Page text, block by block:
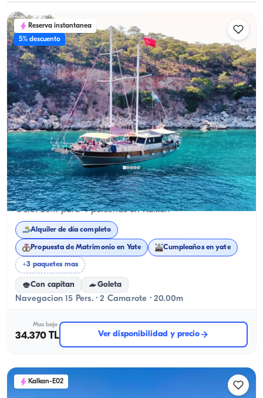
Reserva instantanea
5% descuento
Kalkan, Antalya Barco nuevo
Gulet 20m para 4 personas en Kalkan
Alquiler de día completo
Propuesta de Matrimonio en Yate Cumpleaños en yate
+3 paquetes mas
Con capitan Goleta
Navegacion 15 Pers. · 2 Camarote · 20.00m
Mas bajo
34.370 TL Ver disponibilidad y precio
Kalkan-E02